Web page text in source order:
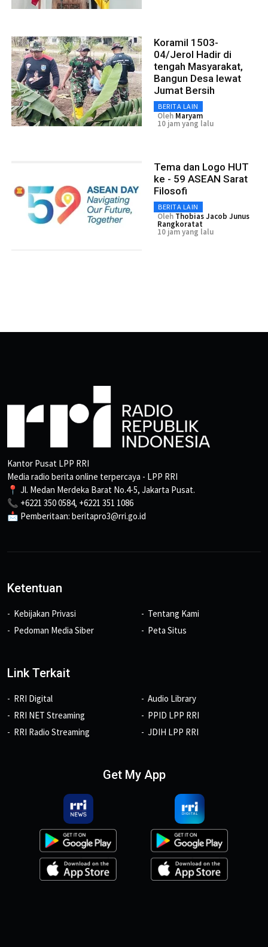
Koramil 1503-
04/Jerol Hadir di
tengah Masyarakat,
Bangun Desa lewat
Jumat Bersih
BERITA LAIN
Oleh Maryam
10 jam yang lalu
Tema dan Logo HUT
ke - 59 ASEAN Sarat
Filosofi
BERITA LAIN
Oleh Thobias Jacob Junus
Rangkoratat
10 jam yang lalu
Kantor Pusat LPP RRI
Media radio berita online terpercaya - LPP RRI
📍 Jl. Medan Merdeka Barat No.4-5, Jakarta Pusat.
📞 +6221 350 0584, +6221 351 1086
📩 Pemberitaan: beritapro3@rri.go.id
Ketentuan
Kebijakan Privasi
Pedoman Media Siber
Tentang Kami
Peta Situs
Link Terkait
RRI Digital
RRI NET Streaming
RRI Radio Streaming
Audio Library
PPID LPP RRI
JDIH LPP RRI
Get My App